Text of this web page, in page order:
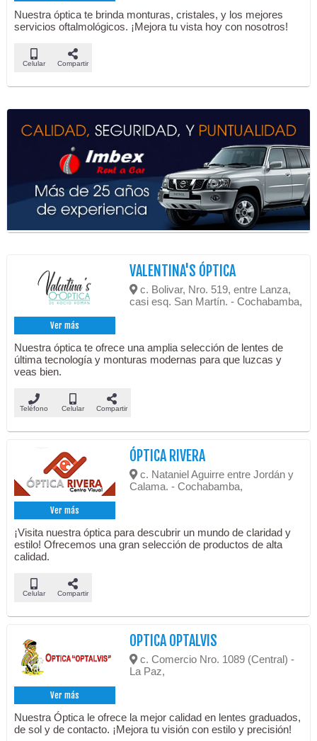
Nuestra óptica te brinda monturas, cristales, y los mejores
servicios oftalmológicos. ¡Mejora tu vista hoy con nosotros!
Celular Compartir
Ver más
VALENTINA'S ÓPTICA
c. Bolivar, Nro. 519, entre Lanza,
casi esq. San Martín. - Cochabamba,
Nuestra óptica te ofrece una amplia selección de lentes de
última tecnología y monturas modernas para que luzcas y
veas bien.
Teléfono Celular Compartir
Ver más
ÓPTICA RIVERA
c. Nataniel Aguirre entre Jordán y
Calama. - Cochabamba,
¡Visita nuestra óptica para descubrir un mundo de claridad y
estilo! Ofrecemos una gran selección de productos de alta
calidad.
Celular Compartir
Ver más
OPTICA OPTALVIS
c. Comercio Nro. 1089 (Central) -
La Paz,
Nuestra Óptica le ofrece la mejor calidad en lentes graduados,
de sol y de contacto. ¡Mejora tu visión con estilo y precisión!